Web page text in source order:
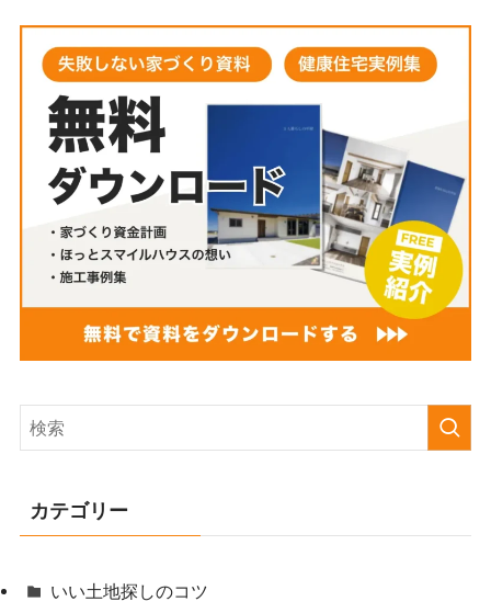
カテゴリー
いい土地探しのコツ